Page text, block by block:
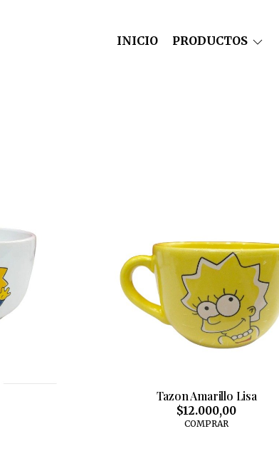
INICIO PRODUCTOS
Tazon Amarillo Lisa
$12.000,00
COMPRAR